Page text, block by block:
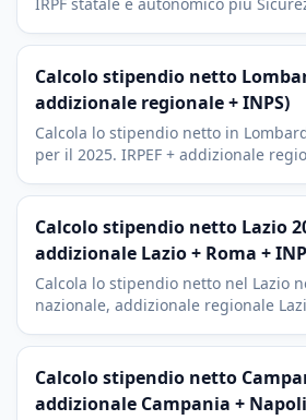
industriale.
Calcolo stipendio netto
addizionale regionale + INPS)
Calcola lo stipendio netto in
per il 2025. IRPEF + addizionale
Calcolo stipendio netto Lazio
addizionale Lazio + Roma +
Calcola lo stipendio netto nel Lazio
nazionale, addizionale regionale
Calcolo stipendio netto
addizionale Campania + Napoli